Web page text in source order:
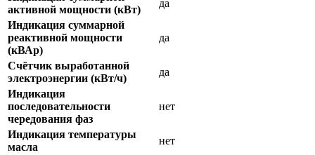
активной мощности (кВт)
да
Индикация суммарной
реактивной мощности
(кВАр)
да
Счётчик выработанной
электроэнергии (кВт/ч)
да
Индикация
последовательности
чередования фаз
нет
Индикация температуры
масла
нет